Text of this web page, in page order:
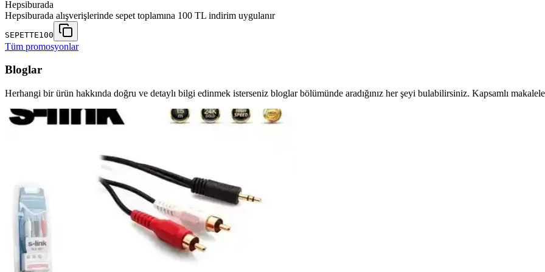
Hepsiburada
Hepsiburada alışverişlerinde sepet toplamına 100 TL indirim uygulanır
SEPETTE100
Tüm promosyonlar
Bloglar
Herhangi bir ürün hakkında doğru ve detaylı bilgi edinmek isterseniz bloglar bölümünde aradığınız her şeyi bulabilirsiniz. Kapsamlı